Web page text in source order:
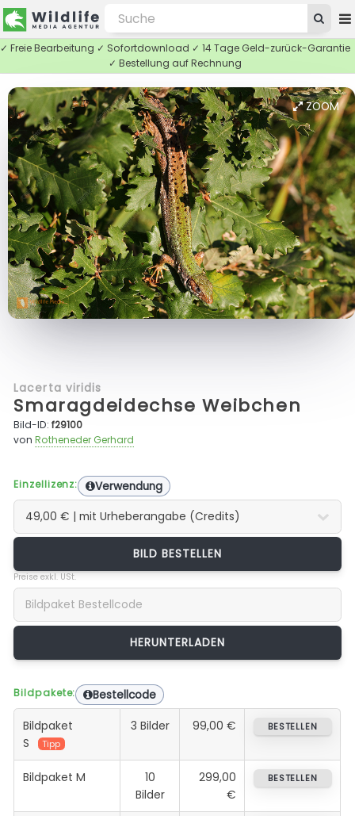
✓ Freie Bearbeitung ✓ Sofortdownload ✓ 14 Tage Geld-zurück-Garantie
✓ Bestellung auf Rechnung
ZOOM
Lacerta viridis
Smaragdeidechse Weibchen
Bild-ID:f29100
vonRotheneder Gerhard
Einzellizenz: Verwendung
BILD BESTELLEN
Preise exkl. USt.
Bildpakete: Bestellcode
Bildpaket
S
Tipp
3 Bilder 99,00 € BESTELLEN
Bildpaket M
10
Bilder
299,00
€
BESTELLEN